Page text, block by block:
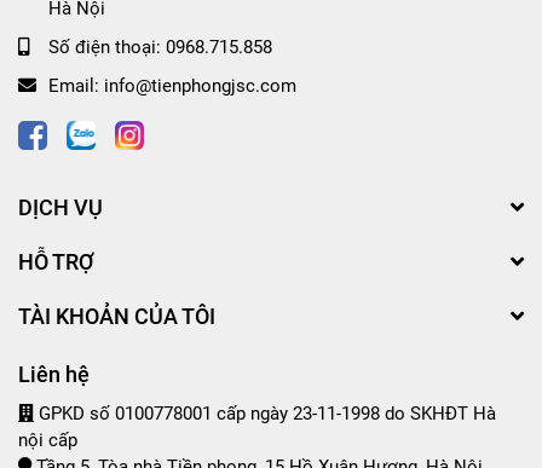
Hà Nội
Số điện thoại: 0968.715.858
Email: info@tienphongjsc.com
DỊCH VỤ
HỖ TRỢ
TÀI KHOẢN CỦA TÔI
Liên hệ
GPKD số 0100778001 cấp ngày 23-11-1998 do SKHĐT Hà
nội cấp